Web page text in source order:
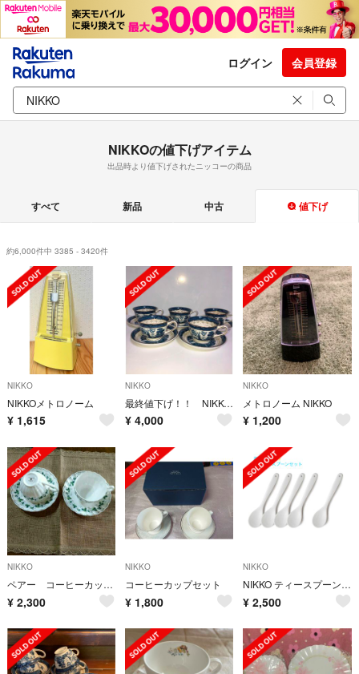
ログイン 会員登録
NIKKOの値下げアイテム
出品時より値下げされたニッコーの商品
すべて 新品 中古 値下げ
約6,000件中 3385 - 3420件
NIKKO
NIKKOメトロノーム
¥ 1,615
NIKKO
最終値下げ！！ NIKKO 山水 ダブルフェニックス カップ、ソーサー、5客
¥ 4,000
NIKKO
メトロノーム NIKKO
¥ 1,200
NIKKO
ペアー コーヒーカップ＆ソーサー&ヴァレンティノカップソーサー
¥ 2,300
NIKKO
コーヒーカップセット
¥ 1,800
NIKKO
NIKKO ティースプーンセット５本
¥ 2,500